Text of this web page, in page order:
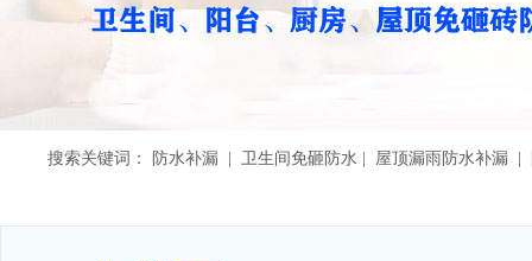
搜索关键词： 防水补漏 | 卫生间免砸防水 | 屋顶漏雨防水补漏